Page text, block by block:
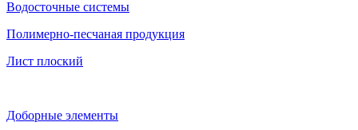
Водосточные системы
Полимерно-песчаная продукция
Лист плоский
Доборные элементы